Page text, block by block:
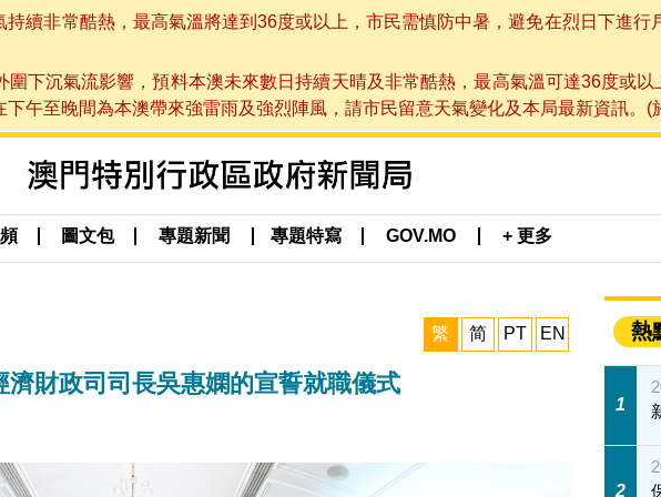
續非常酷熱，最高氣溫將達到36度或以上，市民需慎防中暑，避免在烈日下進
下沉氣流影響，預料本澳未來數日持續天晴及非常酷熱，最高氣溫可達36度或
午至晚間為本澳帶來強雷雨及強烈陣風，請市民留意天氣變化及本局最新資訊。
圖文包 專題新聞 專題特寫 GOV.MO + 更多
繁 简 PT EN
財政司司長吳惠嫻的宣誓就職儀式
熱
1
2